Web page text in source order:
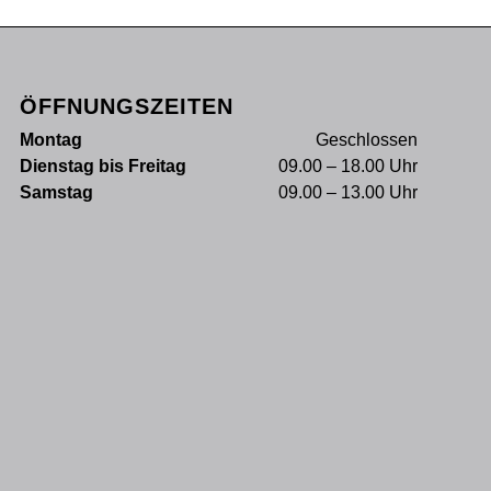
ÖFFNUNGSZEITEN
Montag
Geschlossen
Dienstag bis Freitag
09.00 – 18.00 Uhr
Samstag
09.00 – 13.00 Uhr